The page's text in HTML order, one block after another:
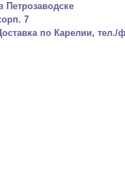
Петрозаводске
7
по Карелии, тел./